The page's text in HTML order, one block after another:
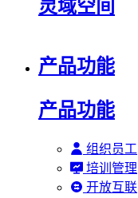
灵域空间
产品功能
产品功能
组织员工
培训管理
开放互联